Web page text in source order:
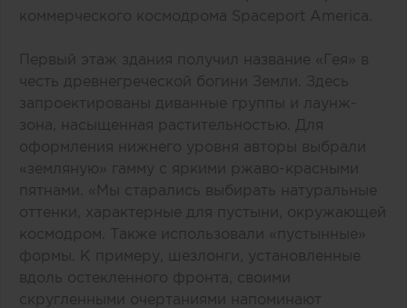
коммерческого космодрома Spaceport America.
Первый этаж здания получил название «Гея» в
честь древнегреческой богини Земли. Здесь
запроектированы диванные группы и лаунж-
зона, насыщенная растительностью. Для
оформления нижнего уровня авторы выбрали
«земляную» гамму с яркими ржаво-красными
пятнами. «Мы старались выбирать натуральные
оттенки, характерные для пустыни, окружающей
космодром. Также использовали «пустынные»
формы. К примеру, шезлонги, установленные
вдоль остекленного фронта, своими
скругленными очертаниями напоминают